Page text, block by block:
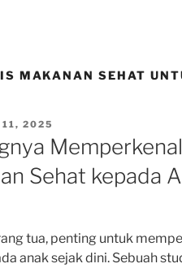
MAKANAN SEHAT
11, 2025
Sehat kepada
tua, penting untuk
anak sejak dini. Sebuah